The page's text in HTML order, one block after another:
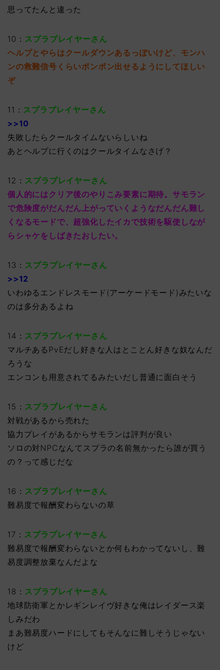
思ってたんと違った
10： スプラプレイヤーさん
ヘルプとやらはクールダウンあるっぽいけど、モンハ
ンの救難信号くらいポンポン出せるようにしてほしい
ぞ
11： スプラプレイヤーさん
>>10
失敗したらクールタイムないらしいね
あとヘルプに行くのはクールタイムなさげ？
12： スプラプレイヤーさん
個人的にはクリア後のやりこみ要素に期待。サモラン
で危険度がだんだん上がっていくようなだんだん難し
くなるモードで、超強化したイカで技術を駆使しなが
らシャケをしばきたおしたい。
13： スプラプレイヤーさん
>>12
いわゆるエンドレスモード(アーケードモード)みたいな
のは多分あるよね
14： スプラプレイヤーさん
マルチあるPvEだし好きな人はとことん好きな奴なんだ
ろうな
エンコンも用意されてるみたいだし普通に面白そう
15： スプラプレイヤーさん
対戦があるから売れた
協力プレイがあるからサモランは評判が良い
ソロの対NPCなんてスプラの名前無かったら誰が買う
の？って感じだな
16： スプラプレイヤーさん
難易度で報酬変わらないの草
17： スプラプレイヤーさん
難易度で報酬変わらないとか何もわかってないし、難
易度調整放棄なんだよな
18： スプラプレイヤーさん
地球防衛軍とかレギンレイヴ好きな俺はレイダース楽
しみだわ
まあ難易度ハードにしてもそんなに難しそうじゃない
けど